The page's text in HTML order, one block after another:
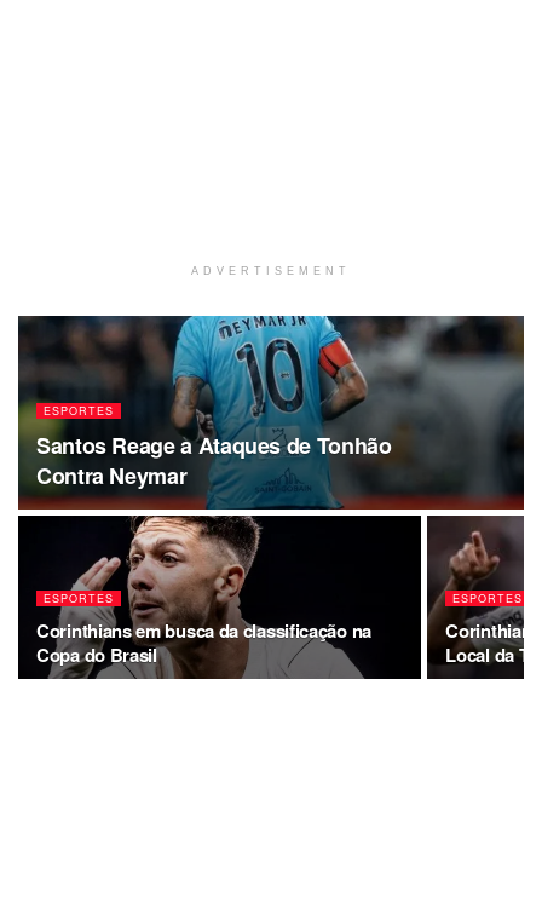
ADVERTISEMENT
ESPORTES
Santos Reage a Ataques de Tonhão
Contra Neymar
ESPORTES
Corinthians em busca da classificação na
Copa do Brasil
ESPORTES
Local da